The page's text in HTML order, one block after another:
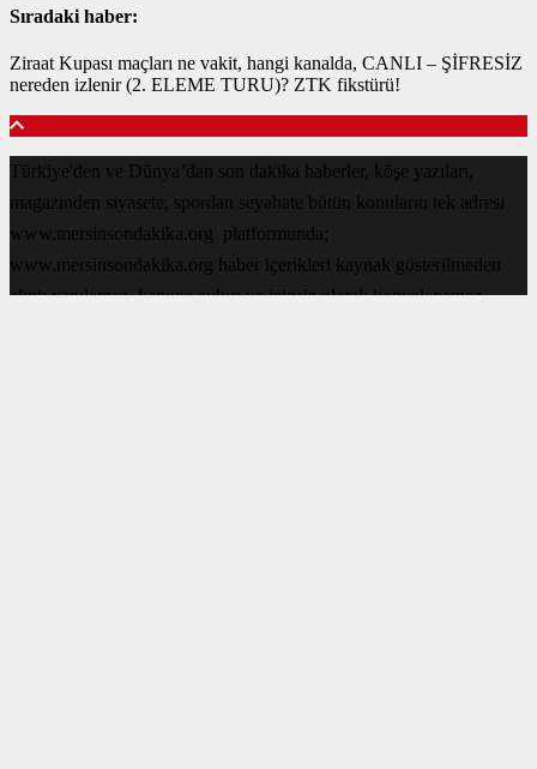
Sıradaki haber:
Ziraat Kupası maçları ne vakit, hangi kanalda, CANLI – ŞİFRESİZ
nereden izlenir (2. ELEME TURU)? ZTK fikstürü!
Türkiye'den ve Dünya’dan son dakika haberler, köşe yazıları,
magazinden siyasete, spordan seyahate bütün konuların tek adresi
www.mersinsondakika.org platformunda;
www.mersinsondakika.org haber içerikleri kaynak gösterilmeden
alıntı yapılamaz, kanuna aykırı ve izinsiz olarak kopyalanamaz,